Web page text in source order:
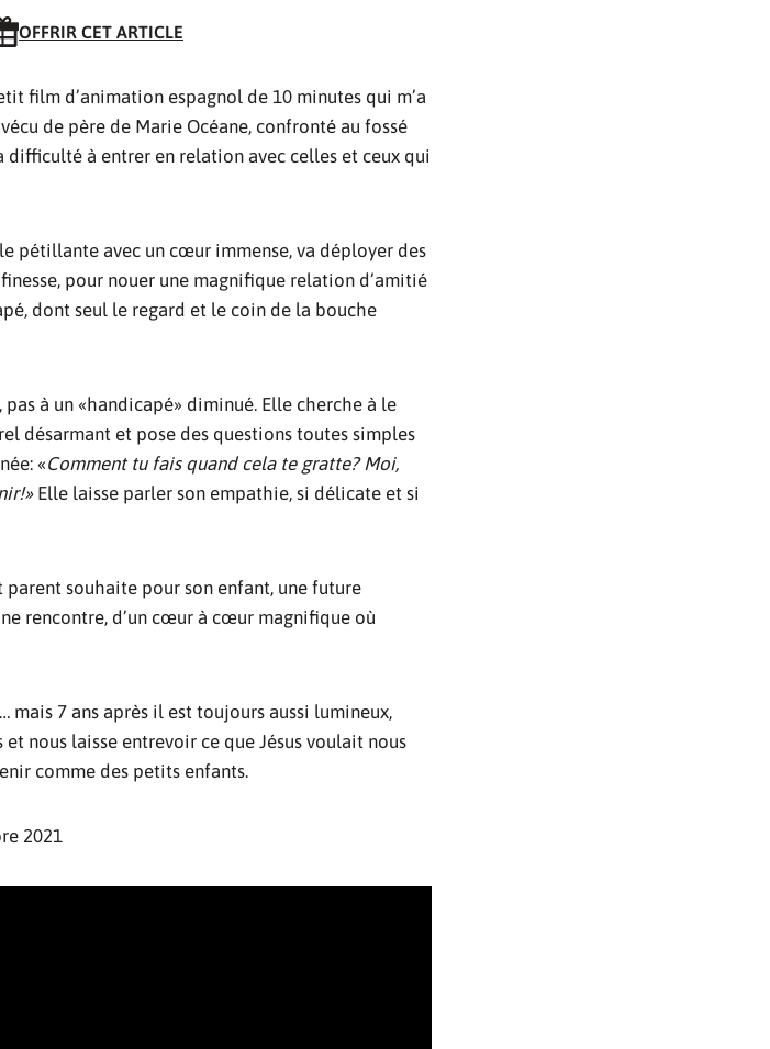
OFFRIR CET ARTICLE
film d’animation espagnol de 10 minutes qui m’a
de père de Marie Océane, confronté au fossé
difficulté à entrer en relation avec celles et ceux qui
pétillante avec un cœur immense, va déployer des
pour nouer une magnifique relation d’amitié
dont seul le regard et le coin de la bouche
pas à un «handicapé» diminué. Elle cherche à le
désarmant et pose des questions toutes simples
«Comment tu fais quand cela te gratte? Moi,
Elle laisse parler son empathie, si délicate et si
souhaite pour son enfant, une future
rencontre, d’un cœur à cœur magnifique où
mais 7 ans après il est toujours aussi lumineux,
nous laisse entrevoir ce que Jésus voulait nous
comme des petits enfants.
2021